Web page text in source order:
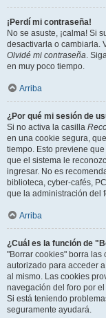
¡Perdí mi contraseña!
No se asuste, ¡calma! Si
desactivarla o cambiarla.
Olvidé mi contraseña.
en muy poco tiempo.
Arriba
¿Por qué mi sesión de
Si no activa la casilla
en una cookie segura,
tiempo. Esto previene
que el sistema le
ingresar. No es
biblioteca, cyber-cafés,
que la administración del
Arriba
¿Cuál es la función de
"Borrar cookies" borra las
autorizado para acceder
al mismo. Las cookies
navegación del foro por
Si está teniendo
seguramente ayudará.